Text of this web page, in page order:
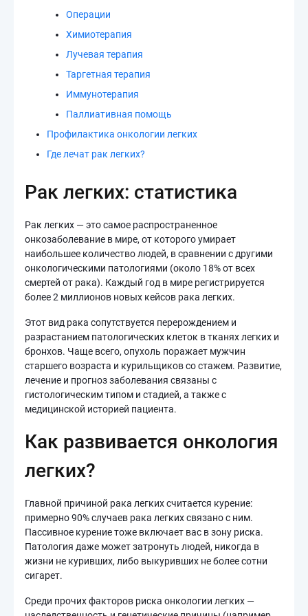
Операции
Химиотерапия
Лучевая терапия
Таргетная терапия
Иммунотерапия
Паллиативная помощь
Профилактика онкологии легких
Где лечат рак легких?
Рак легких: статистика
Рак легких — это самое распространенное
онкозаболевание в мире, от которого умирает
наибольшее количество людей, в сравнении с другими
онкологическими патологиями (около 18% от всех
смертей от рака). Каждый год в мире регистрируется
более 2 миллионов новых кейсов рака легких.
Этот вид рака сопутствуется перерождением и
разрастанием патологических клеток в тканях легких и
бронхов. Чаще всего, опухоль поражает мужчин
старшего возраста и курильщиков со стажем. Развитие,
лечение и прогноз заболевания связаны с
гистологическим типом и стадией, а также с
медицинской историей пациента.
Как развивается онкология
легких?
Главной причиной рака легких считается курение:
примерно 90% случаев рака легких связано с ним.
Пассивное курение тоже включает вас в зону риска.
Патология даже может затронуть людей, никогда в
жизни не куривших, либо выкуривших не более сотни
сигарет.
Среди прочих факторов риска онкологии легких —